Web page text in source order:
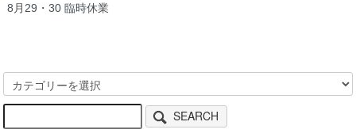
8月29・30 臨時休業
SEARCH